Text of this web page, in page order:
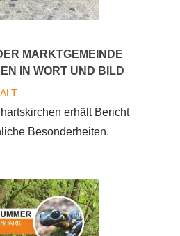
MARKTGEMEINDE
IN WORT UND BILD
erhält Bericht
Besonderheiten.